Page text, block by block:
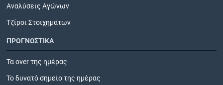
Αναλύσεις Αγώνων
Τζίροι Στοιχημάτων
ΠΡΟΓΝΩΣΤΙΚΑ
Τα over της ημέρας
Το δυνατό σημείο της ημέρας